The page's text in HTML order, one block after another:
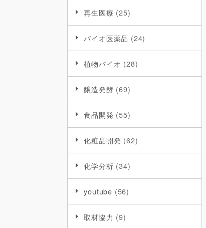
再生医療 (25)
バイオ医薬品 (24)
植物バイオ (28)
醸造発酵 (69)
食品開発 (55)
化粧品開発 (62)
化学分析 (34)
youtube (56)
取材協力 (9)